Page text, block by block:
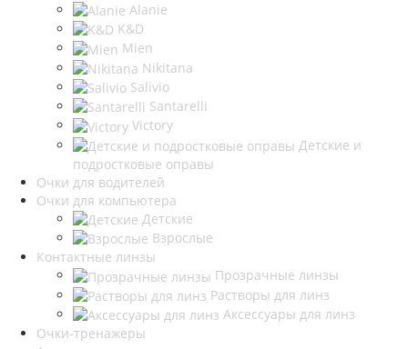
Alanie
K&D
Mien
Nikitana
Salivio
Santarelli
Victory
Детские и
подростковые оправы
Очки для водителей
Очки для компьютера
Детские
Взрослые
Контактные линзы
Прозрачные линзы
Растворы для линз
Аксессуары для линз
Очки-тренажеры